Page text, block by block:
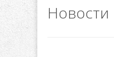
Новости